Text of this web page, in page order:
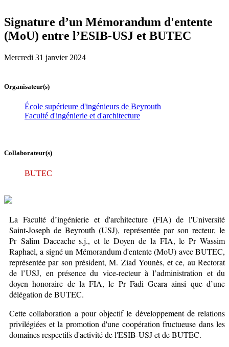
Signature d’un Mémorandum d'entente
(MoU) entre l’ESIB-USJ et BUTEC
Mercredi 31 janvier 2024
Organisateur(s)
École supérieure d'ingénieurs de Beyrouth
Faculté d'ingénierie et d'architecture
Collaborateur(s)
BUTEC
La Faculté d’ingénierie et d'architecture (FIA) de l'Université
Saint-Joseph de Beyrouth (USJ), représentée par son recteur, le
Pr Salim Daccache s.j., et le Doyen de la FIA, le Pr Wassim
Raphael, a signé un Mémorandum d'entente (MoU) avec BUTEC,
représentée par son président, M. Ziad Younès, et ce, au Rectorat
de l’USJ, en présence du vice-recteur à l’administration et du
doyen honoraire de la FIA, le Pr Fadi Geara ainsi que d’une
délégation de BUTEC.
Cette collaboration a pour objectif le développement de relations
privilégiées et la promotion d'une coopération fructueuse dans les
domaines respectifs d'activité de l'ESIB-USJ et de BUTEC.